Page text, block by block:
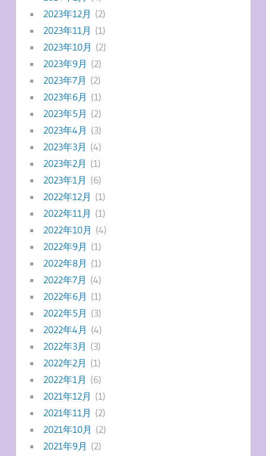
2023年12月 (2)
2023年11月 (1)
2023年10月 (2)
2023年9月 (2)
2023年7月 (2)
2023年6月 (1)
2023年5月 (2)
2023年4月 (3)
2023年3月 (4)
2023年2月 (1)
2023年1月 (6)
2022年12月 (1)
2022年11月 (1)
2022年10月 (4)
2022年9月 (1)
2022年8月 (1)
2022年7月 (4)
2022年6月 (1)
2022年5月 (3)
2022年4月 (4)
2022年3月 (3)
2022年2月 (1)
2022年1月 (6)
2021年12月 (1)
2021年11月 (2)
2021年10月 (2)
2021年9月 (2)